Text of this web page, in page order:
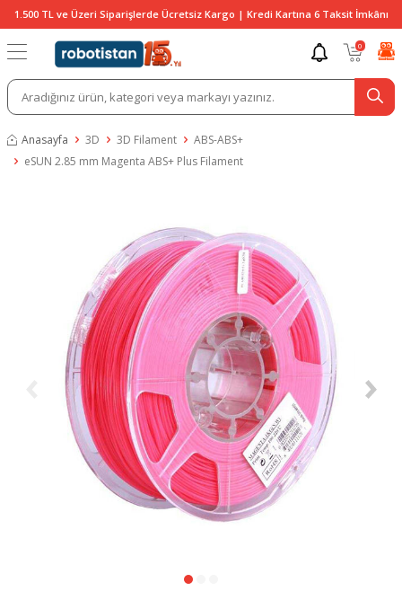
1.500 TL ve Üzeri Siparişlerde Ücretsiz Kargo | Kredi Kartına 6 Taksit İmkânı
0
Anasayfa 3D 3D Filament
ABS-ABS+
eSUN 2.85 mm Magenta ABS+ Plus Filament